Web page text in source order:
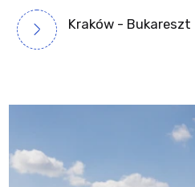
Kraków - Bukareszt